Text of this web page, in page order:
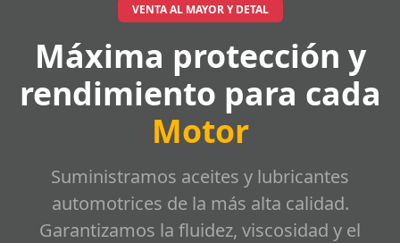
VENTA AL MAYOR Y DETAL
Máxima protección y
rendimiento para cada
Motor
Suministramos aceites y lubricantes
automotrices de la más alta calidad.
Garantizamos la fluidez, viscosidad y el